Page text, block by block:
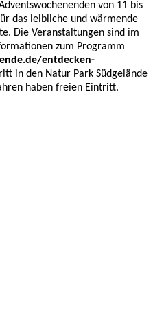
von 11 bis
das leibliche und wärmende
Die Veranstaltungen sind im
zum Programm
entdecken-
in den Natur Park Südgelände
haben freien Eintritt.